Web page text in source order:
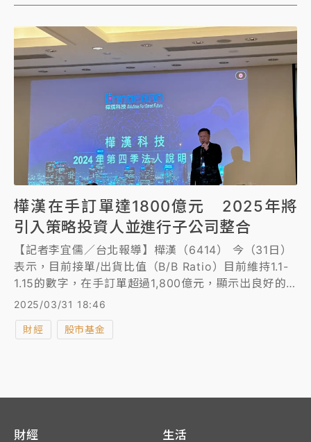
與客戶價格調整，毛利預期將逐季回升，獲利也將回歸
年增。
樺漢在手訂單達1800億元 2025年將
引入策略投資人並進行子公司整合
【記者李宜儒／台北報導】樺漢（6414） 今（31日）
表示，目前接單/出貨比值（B/B Ratio）目前維持1.1-
1.15的數字，在手訂單超過1,800億元，顯示出良好的
訂單能見度與出貨能力，2025全年營收、毛利與純益
皆可望穩定成長。
2025/03/31 18:46
財經 股市基金
財經 生活